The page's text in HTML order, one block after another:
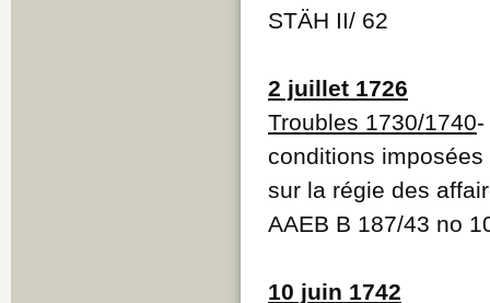
STÄH II/ 62
2 juillet 1726
Troubles 1730/1740-
conditions
sur la régie des
AAEB B 187/43 no
10 juin 1742